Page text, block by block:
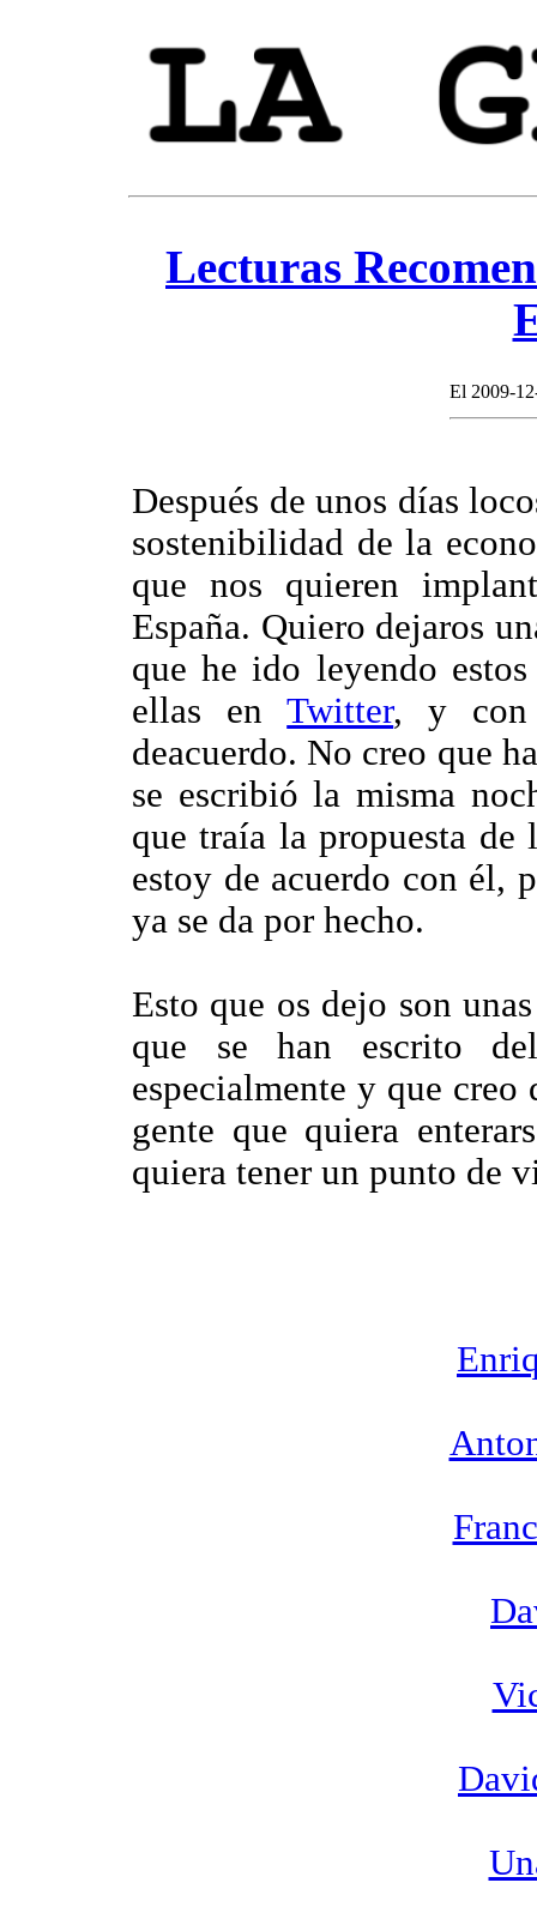
Lecturas
El 2009-
Después de unos días
sostenibilidad de la
que nos quieren
España. Quiero dejaros
que he ido leyendo
ellas enTwitter, y con
deacuerdo. No creo que
se escribió la misma
que traía la propuesta de
estoy de acuerdo con él,
ya se da por hecho.
Esto que os dejo son
que se han escrito
especialmente y que creo
gente que quiera
quiera tener un punto de